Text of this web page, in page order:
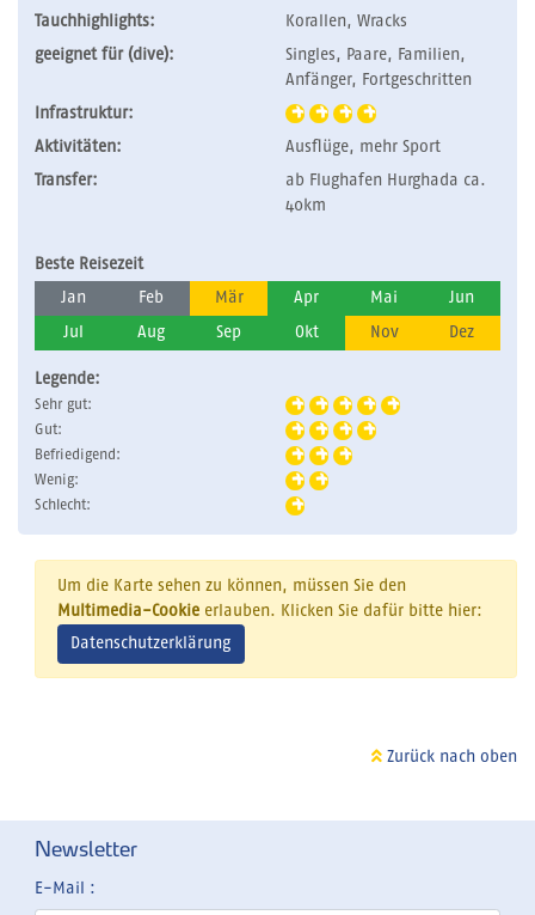
Tauchhighlights:
Korallen, Wracks
geeignet für (dive):
Singles, Paare, Familien,
Anfänger, Fortgeschritten
Infrastruktur:
Aktivitäten:
Ausflüge, mehr Sport
Transfer:
ab Flughafen Hurghada ca.
40km
Beste Reisezeit
Jan Feb Mär Apr Mai Jun
Jul Aug Sep Okt Nov Dez
Legende:
Sehr gut:
Gut:
Befriedigend:
Wenig:
Schlecht:
Um die Karte sehen zu können, müssen Sie den
Multimedia-Cookieerlauben. Klicken Sie dafür bitte hier:
Datenschutzerklärung
Zurück nach oben
Newsletter
E-Mail :